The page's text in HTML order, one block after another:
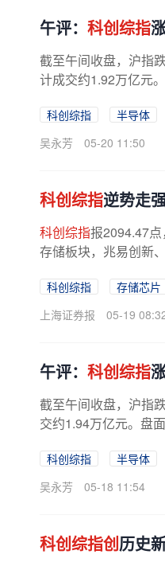
午评： 科创综指
截至午间收盘，沪指
计成交约1.92万亿元
科创综指 半导体
吴永芳
05-20 11:50
科创综指逆势走
科创综指报2094.47
存储板块，兆易创新
科创综指 存储芯片
上海证券报
05-19
午评： 科创综指
截至午间收盘，沪指
交约1.94万亿元。盘
科创综指 半导体
吴永芳
05-18 11:54
科创综指创历史